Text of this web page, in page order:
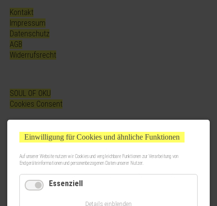
Kontakt
Impressum
Datenschutz
AGB
Widerrufsrecht
SOUL OF OKU
Cookies Consent
Einwilligung für Cookies und ähnliche Funktionen
Auf unserer Website nutzen wir Cookies und vergleichbare Funktionen zur Verarbeitung von
Endgeräteinformationen und personenbezogenen Daten unserer Nutzer.
Essenziell
Details einblenden